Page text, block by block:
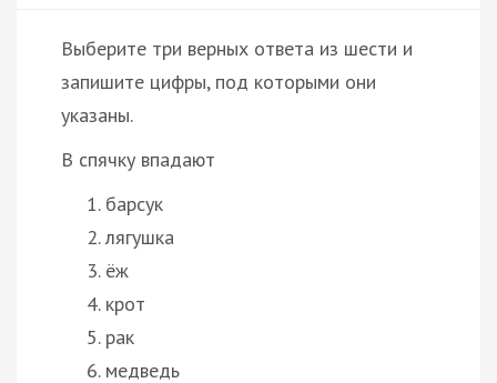
Выберите три верных ответа из шести и
запишите цифры, под которыми они
указаны.
В спячку впадают
барсук
лягушка
ёж
крот
рак
медведь